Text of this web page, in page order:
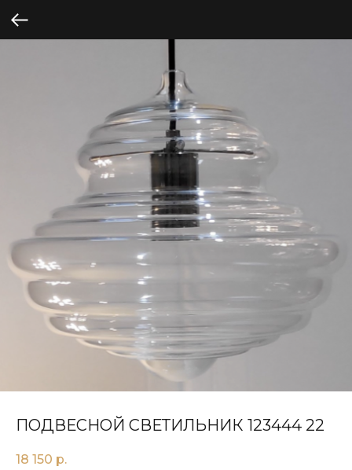
ПОДВЕСНОЙ СВЕТИЛЬНИК 123444 22
18 150 р.